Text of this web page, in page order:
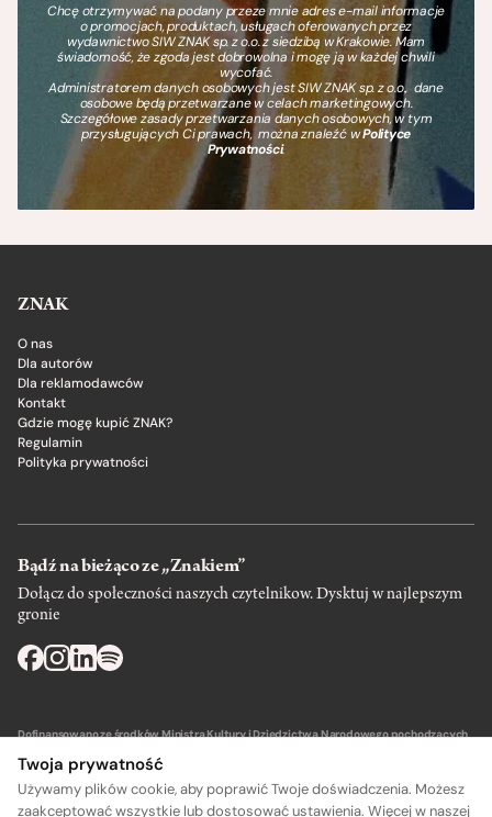
Chcę otrzymywać na podany przeze mnie adres e-mail informacje
o promocjach, produktach, usługach oferowanych przez
wydawnictwo SIW ZNAK sp. z o.o. z siedzibą w Krakowie. Mam
świadomość, że zgoda jest dobrowolna i mogę ją w każdej chwili
wycofać.
Administratorem danych osobowych jest SIW ZNAK sp. z o.o., dane
osobowe będą przetwarzane w celach marketingowych.
Szczegółowe zasady przetwarzania danych osobowych, w tym
przysługujących Ci prawach, można znaleźć wPolityce
Prywatności.
ZNAK
O nas
Dla autorów
Dla reklamodawców
Kontakt
Gdzie mogę kupić ZNAK?
Regulamin
Polityka prywatności
Bądź na bieżąco ze „Znakiem”
Dołącz do społeczności naszych czytelnikow. Dysktuj w najlepszym
gronie
Dofinansowano ze środków Ministra Kultury i Dziedzictwa Narodowego pochodzących
Twoja prywatność
Używamy plików cookie, aby poprawić Twoje doświadczenia. Możesz
zaakceptować wszystkie lub dostosować ustawienia. Więcej w naszej